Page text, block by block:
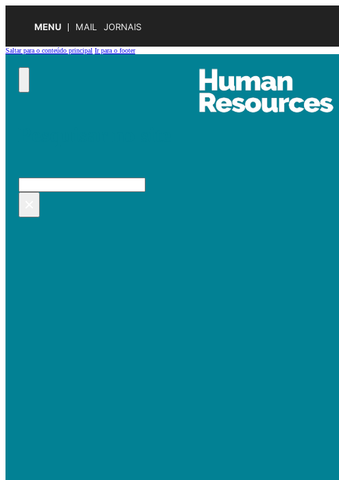
MENU MAIL JORNAIS
Saltar para o conteúdo principal Ir para o footer
Pesquisar